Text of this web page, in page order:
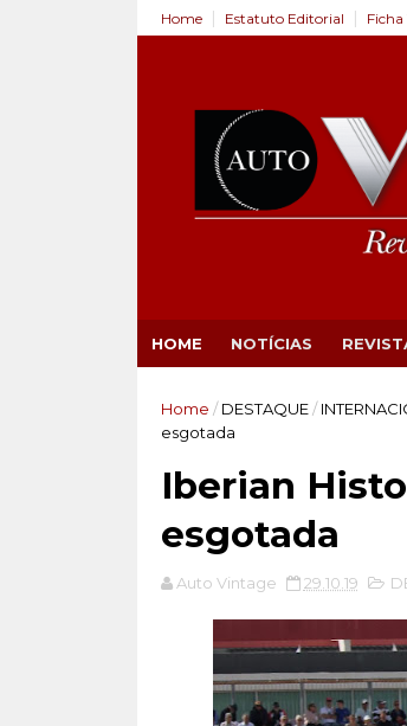
Home Estatuto Editorial Ficha
HOME NOTÍCIAS
Home / DESTAQUE /
esgotada
Iberian
esgotada
Auto Vintage 29.10.19